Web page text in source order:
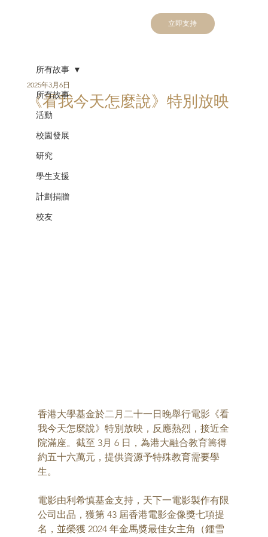
立即支持
所有故事
活動
校園發展
研究
學生支援
計劃捐贈
校友
所有故事
《看我今天怎麼說》特別放映
2025年3月6日
香港大學基金於二月二十一日晚舉行電影《看
我今天怎麼說》特別放映，反應熱烈，接近全
院滿座。截至 3月 6 日，為港大融合教育籌得
約五十六萬元，提供資源予特殊教育需要學
生。
電影由利希慎基金支持，天下一電影製作有限
公司出品，獲第 43 屆香港電影金像獎七項提
名，並榮獲 2024 年金馬獎最佳女主角（鍾雪